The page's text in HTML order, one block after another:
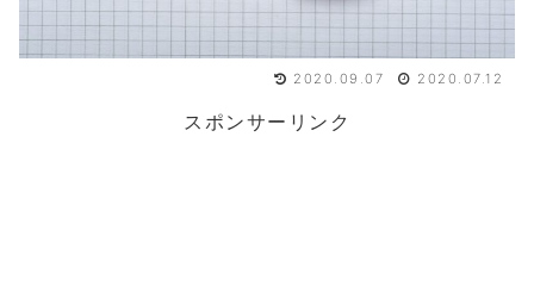
2020.09.07 2020.07.12
スポンサーリンク